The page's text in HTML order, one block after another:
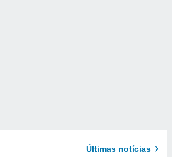
Últimas notícias